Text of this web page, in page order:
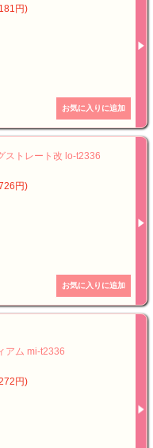
円)
ストレート改 lo-t2336
円)
アム mi-t2336
円)